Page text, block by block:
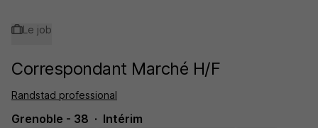
Le job
Correspondant Marché H/F
Randstad professional
Grenoble - 38 Intérim